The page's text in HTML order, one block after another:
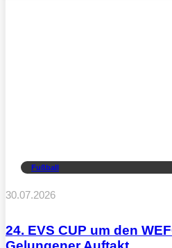
EVS CUP um den WEFORMA-
Trotz der großen Hitze zeigten
die SG Stolberg, Germania